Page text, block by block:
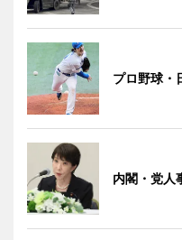
プロ野球
内閣・党人